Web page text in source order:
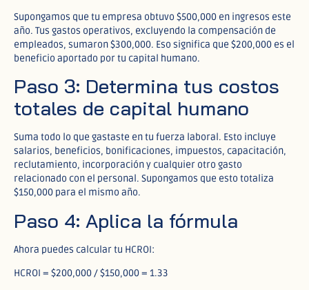
Supongamos que tu empresa obtuvo $500,000 en ingresos este
año. Tus gastos operativos, excluyendo la compensación de
empleados, sumaron $300,000. Eso significa que $200,000 es el
beneficio aportado por tu capital humano.
Paso 3: Determina tus costos
totales de capital humano
Suma todo lo que gastaste en tu fuerza laboral. Esto incluye
salarios, beneficios, bonificaciones, impuestos, capacitación,
reclutamiento, incorporación y cualquier otro gasto
relacionado con el personal. Supongamos que esto totaliza
$150,000 para el mismo año.
Paso 4: Aplica la fórmula
Ahora puedes calcular tu HCROI:
HCROI = $200,000 / $150,000 = 1.33